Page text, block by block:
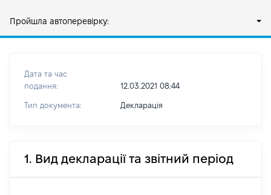
Пройшла автоперевірку:
Дата та час
подання:
12.03.2021 08:44
Тип документа: Декларація
1. Вид декларації та звітний період